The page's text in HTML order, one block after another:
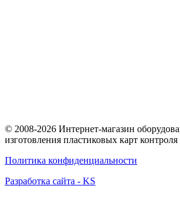
© 2008-2026 Интернет-магазин
изготовления пластиковых карт контроля
Политика конфиденциальности
Разработка сайта - KS